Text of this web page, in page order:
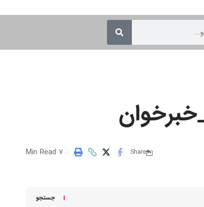
Share
7 Min Read
جستجو